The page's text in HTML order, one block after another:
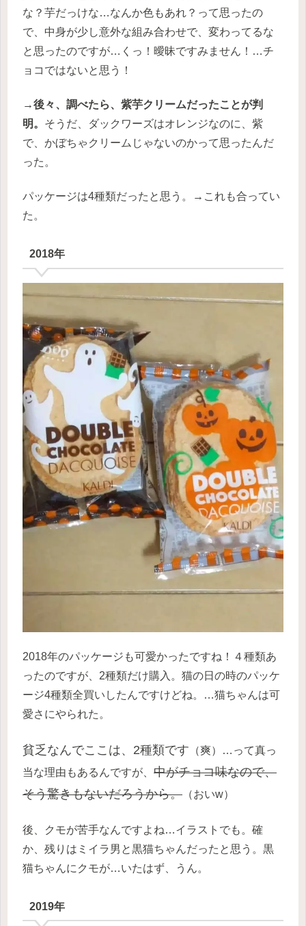
な？芋だっけな…なんか色もあれ？って思ったの
で、中身が少し意外な組み合わせで、変わってるな
と思ったのですが…くっ！曖昧ですみません！…チ
ョコではないと思う！
→後々、調べたら、紫芋クリームだったことが判
明。 そうだ、ダックワーズはオレンジなのに、紫
で、かぼちゃクリームじゃないのかって思ったんだ
った。
パッケージは4種類だったと思う。→これも合ってい
た。
2018年
2018年のパッケージも可愛かったですね！４種類あ
ったのですが、2種類だけ購入。猫の日の時のパッケ
ージ4種類全買いしたんですけどね。…猫ちゃんは可
愛さにやられた。
貧乏なんでここは、2種類です （爽）…って真っ
当な理由もあるんですが、 中がチョコ味なので、
そう驚きもないだろうから。 （おいw）
後、クモが苦手なんですよね…イラストでも。確
か、残りはミイラ男と黒猫ちゃんだったと思う。黒
猫ちゃんにクモが…いたはず、うん。
2019年